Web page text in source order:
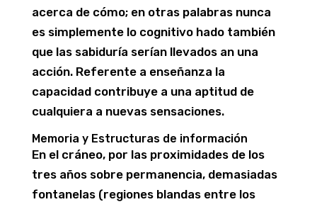
acerca de cómo; en otras palabras nunca
es simplemente lo cognitivo hado también
que las sabiduría serían llevados an una
acción. Referente a enseñanza la
capacidad contribuye a una aptitud de
cualquiera a nuevas sensaciones.
Memoria y Estructuras de información
En el cráneo, por las proximidades de los
tres años sobre permanencia, demasiadas
fontanelas (regiones blandas entre los